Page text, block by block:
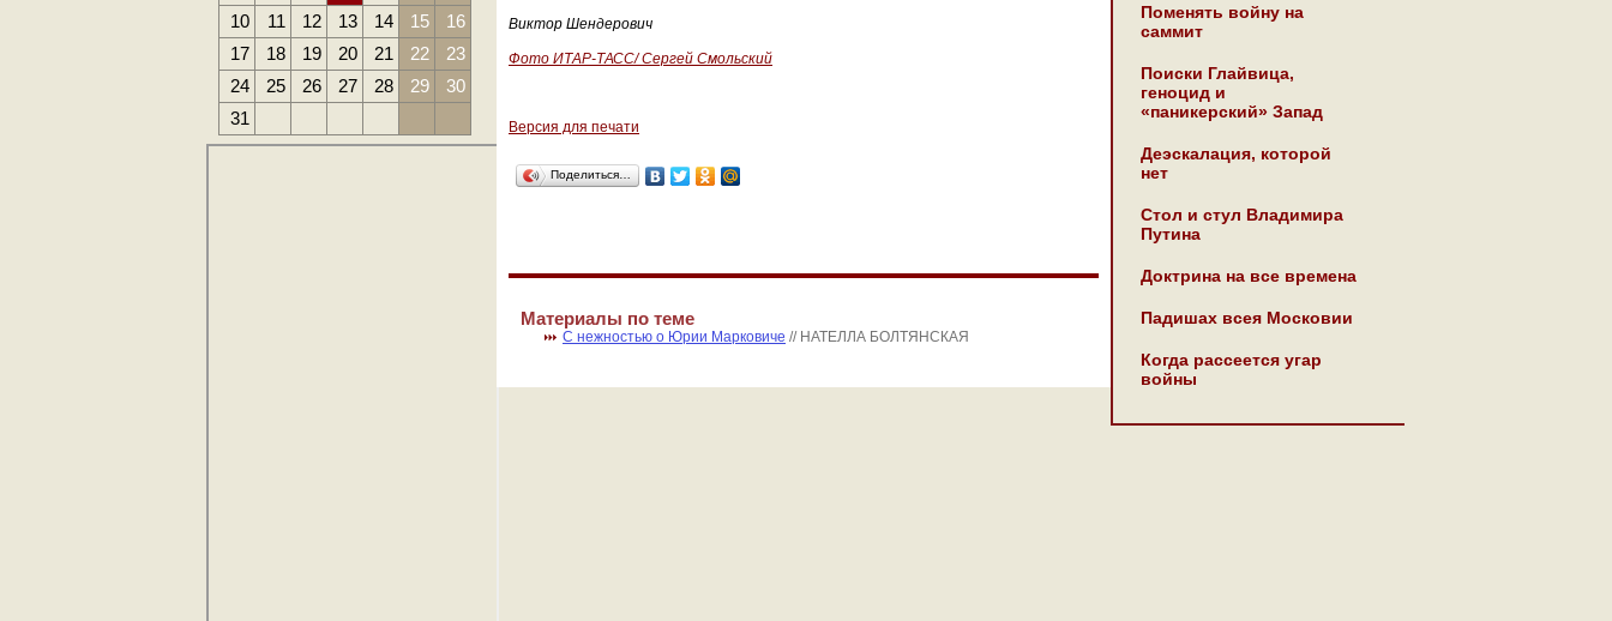
10
11 12 13 14 15
16
17
18 19 20 21 22
23
24
25 26 27 28 29
30
31
Виктор Шендерович
Фото ИТАР-ТАСС/ Сергей Смольский
Версия для печати
Поделиться…
Материалы по теме
С нежностью о Юрии Марковиче // НАТЕЛЛА БОЛТЯНСКАЯ
Поменять войну на
саммит
Поиски Глайвица,
геноцид и
«паникерский» Запад
Деэскалация, которой
нет
Стол и стул Владимира
Путина
Доктрина на все времена
Падишах всея Московии
Когда рассеется угар
войны